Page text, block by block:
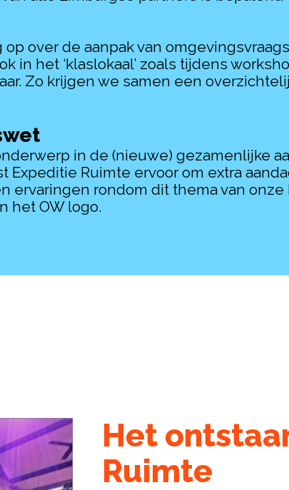
over de aanpak van
in het ‘klaslokaal’ zoals tijdens
Zo krijgen we samen een
in de (nieuwe) gezamenlijke
Expeditie Ruimte ervoor om extra
ervaringen rondom dit thema van onze
het OW logo.
Het
Ruimte